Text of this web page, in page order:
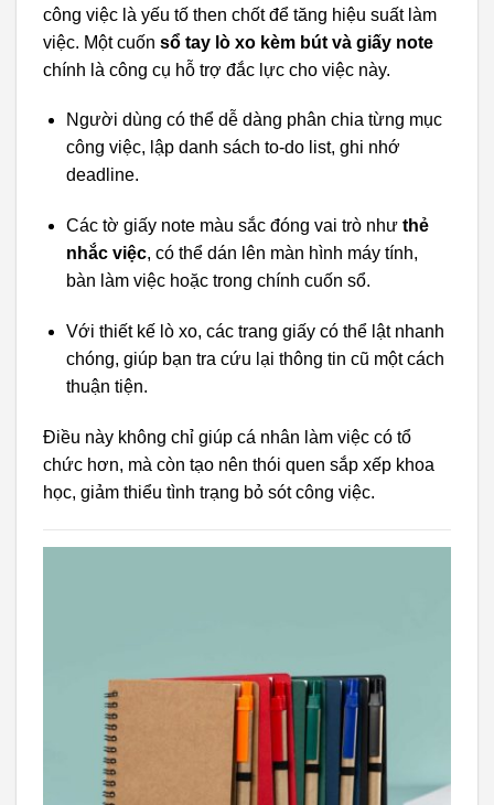
công việc là yếu tố then chốt để tăng hiệu suất làm
việc. Một cuốn sổ tay lò xo kèm bút và giấy note
chính là công cụ hỗ trợ đắc lực cho việc này.
Người dùng có thể dễ dàng phân chia từng mục
công việc, lập danh sách to-do list, ghi nhớ
deadline.
Các tờ giấy note màu sắc đóng vai trò như thẻ
nhắc việc, có thể dán lên màn hình máy tính,
bàn làm việc hoặc trong chính cuốn sổ.
Với thiết kế lò xo, các trang giấy có thể lật nhanh
chóng, giúp bạn tra cứu lại thông tin cũ một cách
thuận tiện.
Điều này không chỉ giúp cá nhân làm việc có tổ
chức hơn, mà còn tạo nên thói quen sắp xếp khoa
học, giảm thiểu tình trạng bỏ sót công việc.